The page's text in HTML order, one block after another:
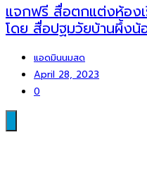
แจกฟรี สื่อตกแต่งห้อง
โดย สื่อปฐมวัยบ้านผึ้งน้
แอดมินนมสด
April 28, 2023
0